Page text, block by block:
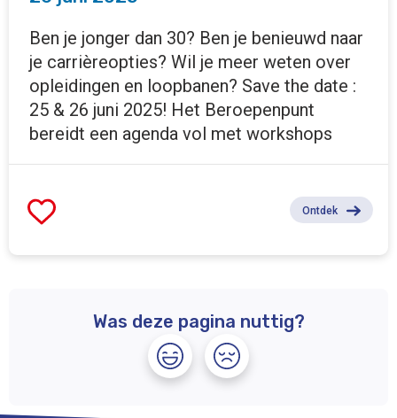
Ben je jonger dan 30? Ben je benieuwd naar
je carrièreopties? Wil je meer weten over
opleidingen en loopbanen? Save the date :
25 & 26 juni 2025! Het Beroepenpunt
bereidt een agenda vol met workshops
Ontdek
Was deze pagina nuttig?